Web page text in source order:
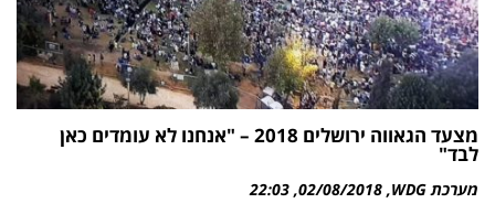
מצעד הגאווה ירושלים 2018 – "אנחנו לא עומדים כאן
לבד"
מערכת WDG 02/08/2018
22:03